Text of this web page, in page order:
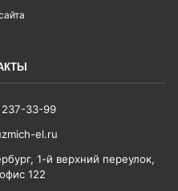
33-99
el.ru
, 1-й верхний переулок,
122